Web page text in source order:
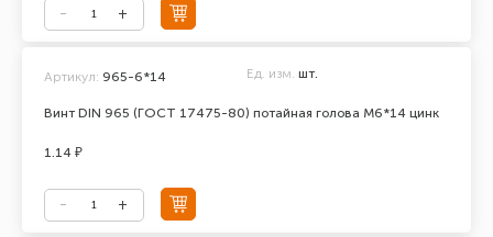
Винт DIN 965 (ГОСТ 17475-80) потайная голова М6*14 цинк
Артикул: 965-6*14 Ед. изм. шт.
1.14 ₽